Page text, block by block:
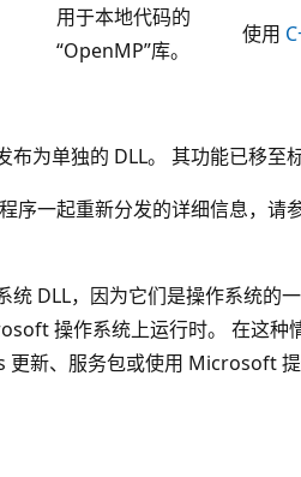
用于本地代码的
“OpenMP”库。
使用
为单独的 DLL。 其功能已移至
序一起重新分发的详细信息，请
统 DLL，因为它们是操作系统的
操作系统上运行时。 在这种
新、服务包或使用 Microsoft 提